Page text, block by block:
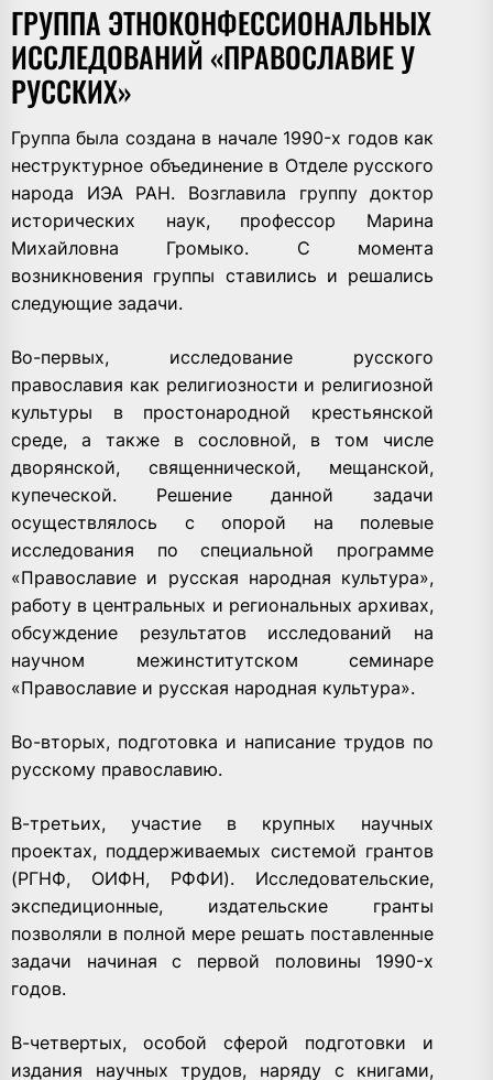
ГРУППА ЭТНОКОНФЕССИОНАЛЬНЫХ
ИССЛЕДОВАНИЙ «ПРАВОСЛАВИЕ У
РУССКИХ»
Группа была создана в начале 1990-х годов как
неструктурное объединение в Отделе русского
народа ИЭА РАН. Возглавила группу доктор
исторических наук, профессор Марина
Михайловна Громыко. С момента
возникновения группы ставились и решались
следующие задачи.
Во-первых, исследование русского
православия как религиозности и религиозной
культуры в простонародной крестьянской
среде, а также в сословной, в том числе
дворянской, священнической, мещанской,
купеческой. Решение данной задачи
осуществлялось с опорой на полевые
исследования по специальной программе
«Православие и русская народная культура»,
работу в центральных и региональных архивах,
обсуждение результатов исследований на
научном межинститутском семинаре
«Православие и русская народная культура».
Во-вторых, подготовка и написание трудов по
русскому православию.
В-третьих, участие в крупных научных
проектах, поддерживаемых системой грантов
(РГНФ, ОИФН, РФФИ). Исследовательские,
экспедиционные, издательские гранты
позволяли в полной мере решать поставленные
задачи начиная с первой половины 1990-х
годов.
В-четвертых, особой сферой подготовки и
издания научных трудов, наряду с книгами,